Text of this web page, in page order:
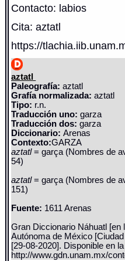
Contacto: labios
Cita: aztatl
https://
aztatl
Paleografía: aztatl
Grafía normalizada: aztatl
Tipo: r.n.
Traducción uno: garza
Traducción dos: garza
Diccionario:Arenas
Contexto:GARZA
aztatl= garça (Nombres de
54)
aztatl= garça (Nombres de
151)
Fuente: 1611 Arenas
Gran Diccionario Náhuatl [en
Autónoma de México
[29-08-2020]. Disponible en
http://www.gdn.unam.mx/